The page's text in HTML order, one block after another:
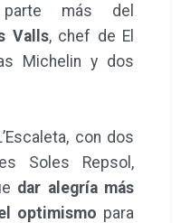
más del
Valls, chef de El
Michelin y dos
con dos
Soles Repsol,
dar alegría más
optimismo para